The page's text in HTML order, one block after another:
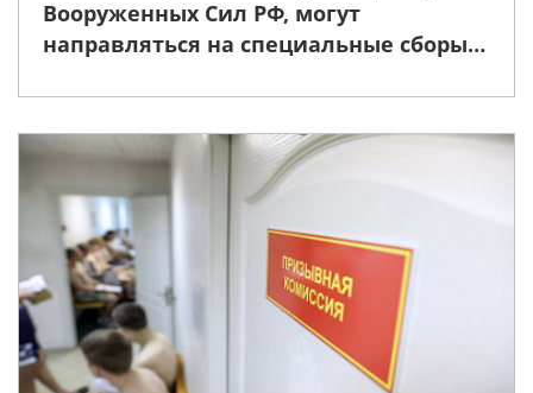
Вооруженных Сил РФ, могут
направляться на специальные сборы
важных объектов и иных объектов
жизнеобеспечения на основании
указа Президента РФ